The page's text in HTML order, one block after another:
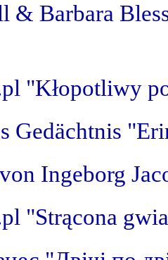
& Barbara
"Kłopotliwy
Gedächtnis
Ingeborg
"Strącona